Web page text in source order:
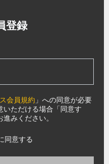
登録
会員規約 」への同意が必要
いただける場合「同意す
みください。
同意する